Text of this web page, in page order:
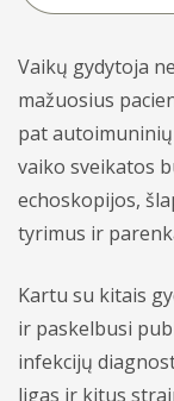
Vaikų gydytoja
mažuosius
pat
vaiko sveikatos
echoskopijos,
tyrimus ir
Kartu su kitais
ir paskelbusi
infekcijų
ligas ir kitus